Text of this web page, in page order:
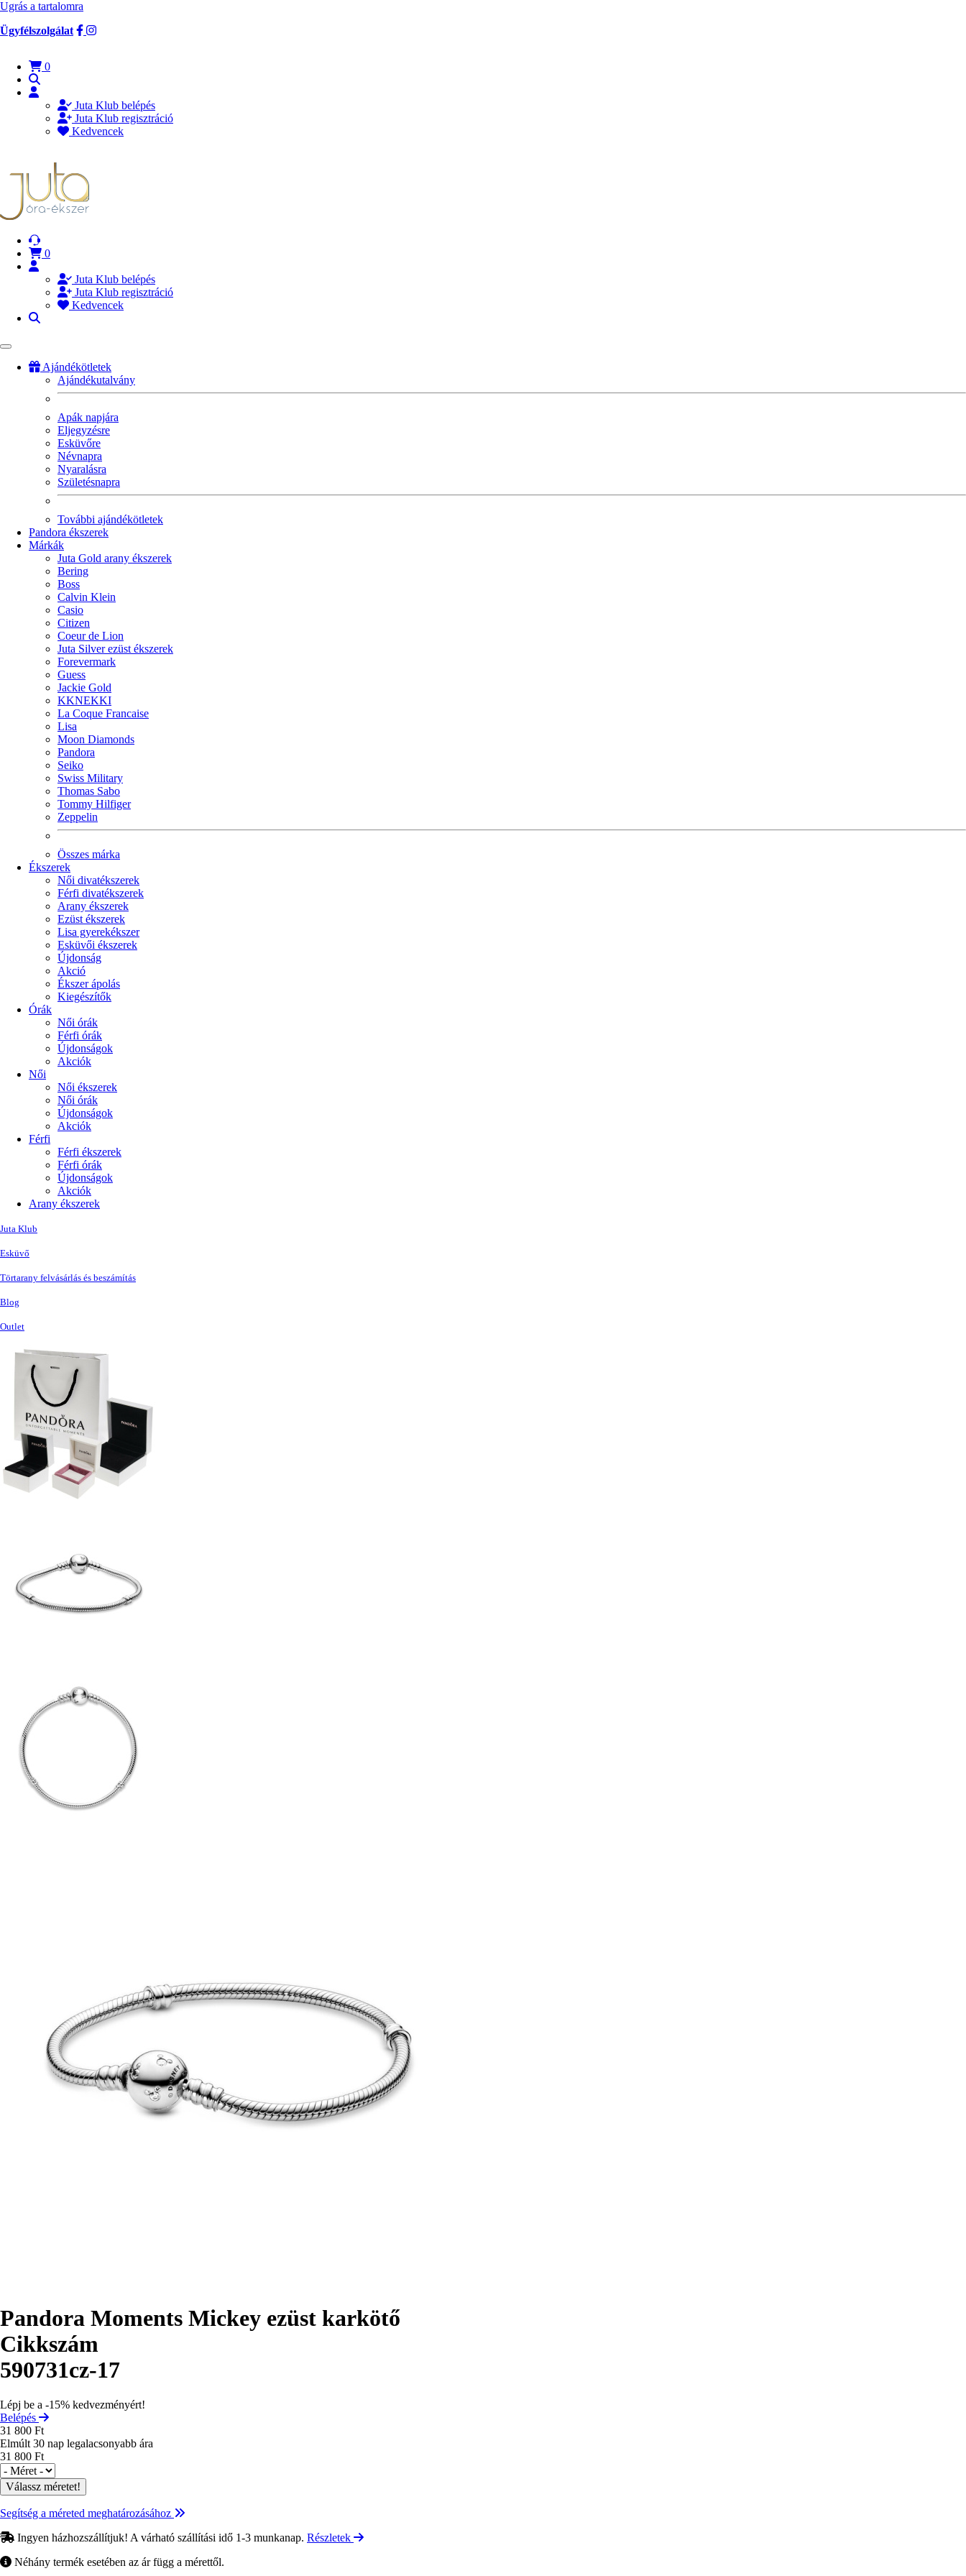
Ugrás a tartalomra
Ügyfélszolgálat
0
Juta Klub belépés
Juta Klub regisztráció
Kedvencek
0
Juta Klub belépés
Juta Klub regisztráció
Kedvencek
Ajándékötletek
Ajándékutalvány
Apák napjára
Eljegyzésre
Esküvőre
Névnapra
Nyaralásra
Születésnapra
További ajándékötletek
Pandora ékszerek
Márkák
Juta Gold arany ékszerek
Bering
Boss
Calvin Klein
Casio
Citizen
Coeur de Lion
Juta Silver ezüst ékszerek
Forevermark
Guess
Jackie Gold
KKNEKKI
La Coque Francaise
Lisa
Moon Diamonds
Pandora
Seiko
Swiss Military
Thomas Sabo
Tommy Hilfiger
Zeppelin
Összes márka
Ékszerek
Női divatékszerek
Férfi divatékszerek
Arany ékszerek
Ezüst ékszerek
Lisa gyerekékszer
Esküvői ékszerek
Újdonság
Akció
Ékszer ápolás
Kiegészítők
Órák
Női órák
Férfi órák
Újdonságok
Akciók
Női
Női ékszerek
Női órák
Újdonságok
Akciók
Férfi
Férfi ékszerek
Férfi órák
Újdonságok
Akciók
Arany ékszerek
Juta Klub
Esküvő
Törtarany felvásárlás és beszámítás
Blog
Outlet
Pandora Moments Mickey ezüst karkötő
Cikkszám
590731cz-17
Lépj be a -15% kedvezményért!
Belépés
31 800 Ft
Elmúlt 30 nap legalacsonyabb ára
31 800 Ft
Méret
Segítség a méreted meghatározásához
Ingyen házhozszállítjuk! A várható szállítási idő 1-3 munkanap. Részletek
Néhány termék esetében az ár függ a mérettől.